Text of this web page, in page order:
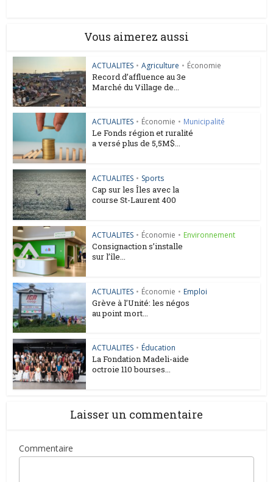
Vous aimerez aussi
ACTUALITES • Agriculture • Économie
Record d’affluence au 3e
Marché du Village de...
ACTUALITES • Économie • Municipalité
Le Fonds région et ruralité
a versé plus de 5,5M$...
ACTUALITES • Sports
Cap sur les Îles avec la
course St-Laurent 400
ACTUALITES • Économie • Environnement
Consignaction s’installe
sur l’île...
ACTUALITES • Économie • Emploi
Grève à l’Unité: les négos
au point mort...
ACTUALITES • Éducation
La Fondation Madeli-aide
octroie 110 bourses...
Laisser un commentaire
Commentaire